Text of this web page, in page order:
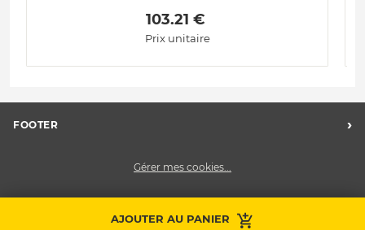
AJOUTER AU PANIER
103.21 €
Prix unitaire
FOOTER ›
Midas Recrute
Gérer mes cookies...
Prendre RDV